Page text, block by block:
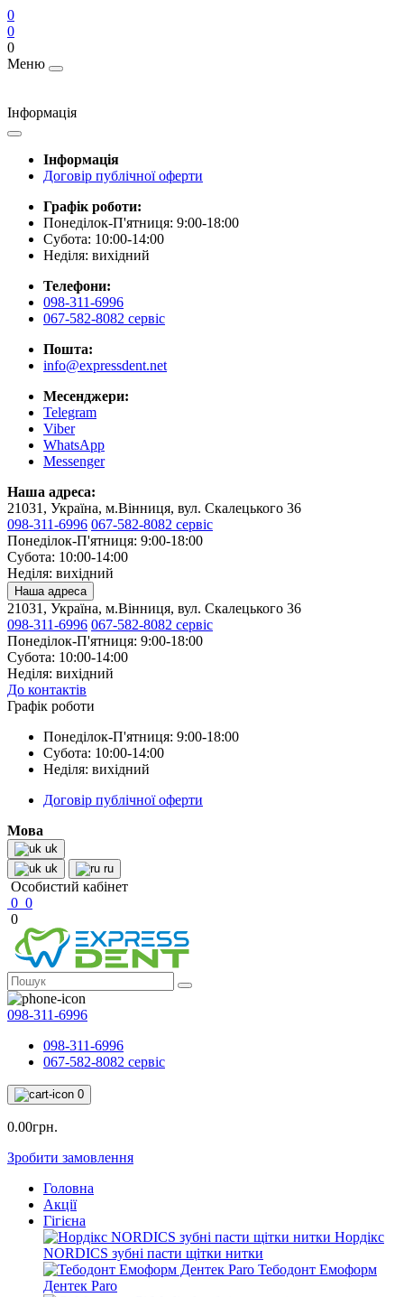
0
0
0
Меню
Інформація
Інформація
Договір публічної оферти
Графік роботи:
Понеділок-П'ятниця: 9:00-18:00
Субота: 10:00-14:00
Неділя: вихідний
Телефони:
098-311-6996
067-582-8082 сервіс
Пошта:
info@expressdent.net
Месенджери:
Telegram
Viber
WhatsApp
Messenger
Наша адреса:
21031, Україна, м.Вінниця, вул. Скалецького 36
098-311-6996 067-582-8082 сервіс
Понеділок-П'ятниця: 9:00-18:00
Субота: 10:00-14:00
Неділя: вихідний
Наша адреса
21031, Україна, м.Вінниця, вул. Скалецького 36
098-311-6996 067-582-8082 сервіс
Понеділок-П'ятниця: 9:00-18:00
Субота: 10:00-14:00
Неділя: вихідний
До контактів
Графік роботи
Понеділок-П'ятниця: 9:00-18:00
Субота: 10:00-14:00
Неділя: вихідний
Договір публічної оферти
Мова
uk
uk
ru
Особистий кабінет
0 0
0
098-311-6996
098-311-6996
067-582-8082 сервіс
0
0.00грн.
Зробити замовлення
Головна
Акції
Гігієна
Нордікс
NORDICS зубні пасти щітки нитки
Тебодонт Емоформ
Дентек Paro